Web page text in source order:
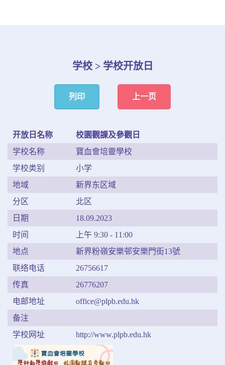
学校 > 学校开放日
列印 上一页
开放日名称
校園觀課及參觀日
学校名称
寶血會培靈學校
学校类别
小学
地域
新界东区域
分区
北区
日期
18.09.2023
时间
上午 9:30 - 11:00
地点
新界粉嶺安樂邨安樂門街13號
联络电话
26756617
传真
26776207
电邮地址
office@plpb.edu.hk
备注
学校网址
http://www.plpb.edu.hk